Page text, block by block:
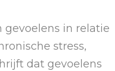
gevoelens in relatie
stress,
dat gevoelens